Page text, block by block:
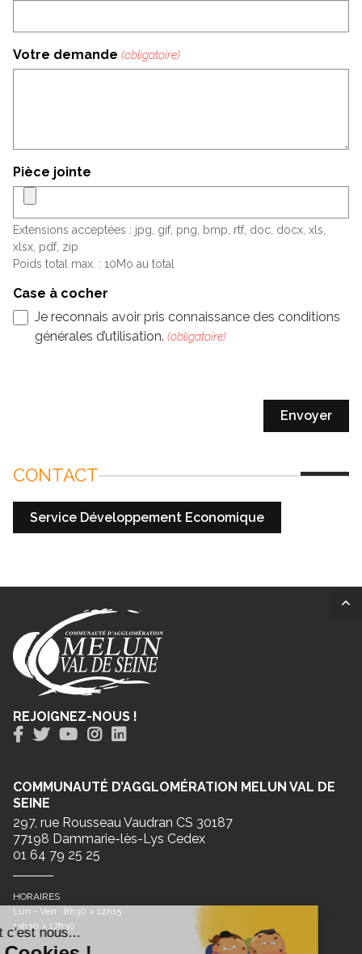
Votre demande
Pièce jointe
Extensions acceptées : jpg, gif, png, bmp, rtf, doc, docx, xls,
xlsx, pdf, zip
Poids total max. : 10Mo au total
Case à cocher
Je reconnais avoir pris connaissance des conditions
générales d’utilisation.
Envoyer
CONTACT
Service Développement Economique
REJOIGNEZ-NOUS !
COMMUNAUTÉ D’AGGLOMÉRATION MELUN VAL DE
SEINE
297, rue Rousseau Vaudran CS 30187
77198 Dammarie-lès-Lys Cedex
01 64 79 25 25
HORAIRES
Lun - Ven : 8h30 > 12h15
13h30 > 17h30